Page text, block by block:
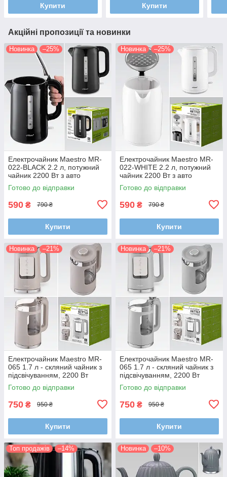
Купити Купити
Акційні пропозиції та новинки
Новинка –25%
Електрочайник Maestro MR-
022-BLACK 2.2 л, потужний
чайник 2200 Вт з авто
вимкненням і захистом від
перегріву
Готово до відправки
590 ₴ 790 ₴
Купити
Новинка –25%
Електрочайник Maestro MR-
022-WHITE 2.2 л, потужний
чайник 2200 Вт з авто
вимкненням і захистом від
перегріву
Готово до відправки
590 ₴ 790 ₴
Купити
Новинка –21%
Електрочайник Maestro MR-
065 1.7 л - скляний чайник з
підсвічуванням, 2200 Вт
Готово до відправки
750 ₴ 950 ₴
Купити
Новинка –21%
Електрочайник Maestro MR-
065 1.7 л - скляний чайник з
підсвічуванням, 2200 Вт
Готово до відправки
750 ₴ 950 ₴
Купити
Топ продажів –14% Новинка –10%